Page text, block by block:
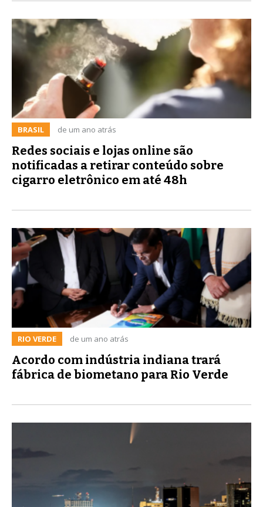
BRASIL de um ano atrás
Redes sociais e lojas online são
notificadas a retirar conteúdo sobre
cigarro eletrônico em até 48h
RIO VERDE de um ano atrás
Acordo com indústria indiana trará
fábrica de biometano para Rio Verde